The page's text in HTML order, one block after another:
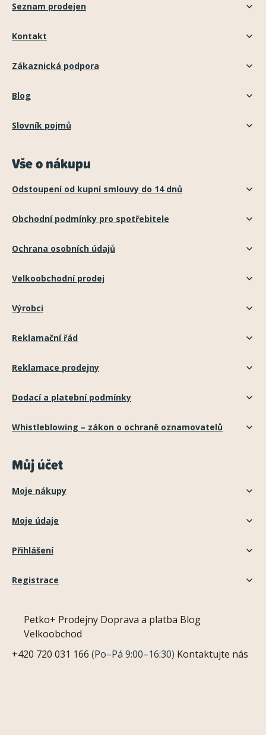
Seznam prodejen
Kontakt
Zákaznická podpora
Blog
Slovník pojmů
Vše o nákupu
Odstoupení od kupní smlouvy do 14 dnů
Obchodní podmínky pro spotřebitele
Ochrana osobních údajů
Velkoobchodní prodej
Výrobci
Reklamační řád
Reklamace prodejny
Dodací a platební podmínky
Whistleblowing – zákon o ochraně oznamovatelů
Můj účet
Moje nákupy
Moje údaje
Přihlášení
Registrace
Petko+ Prodejny Doprava a platba Blog
Velkoobchod
+420 720 031 166 (Po–Pá 9:00–16:30) Kontaktujte nás